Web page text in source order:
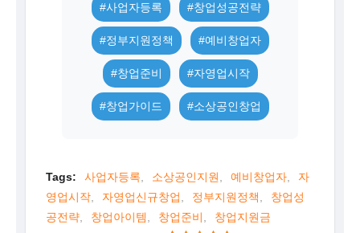
#사업자등록 #창업성공전략
#정부지원정책 #예비창업자
#창업준비 #자영업시작
#창업가이드 #소상공인창업
Tags: 사업자등록 소상공인지원 예비창업자
자
영업시작
자영업신규창업 정부지원정책
창업성
공전략
창업아이템 창업준비
창업지원금